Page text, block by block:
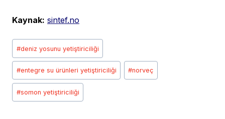
Kaynak: sintef.no
Post
Tags:
#deniz yosunu yetiştiriciliği
#entegre su ürünleri yetiştiriciliği #norveç
#somon yetiştiriciliği